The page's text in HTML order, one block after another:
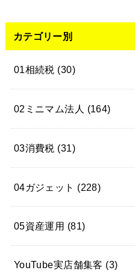
カテゴリー別
01相続税 (30)
02ミニマム法人 (164)
03消費税 (31)
04ガジェット (228)
05資産運用 (81)
YouTube実店舗集客 (3)